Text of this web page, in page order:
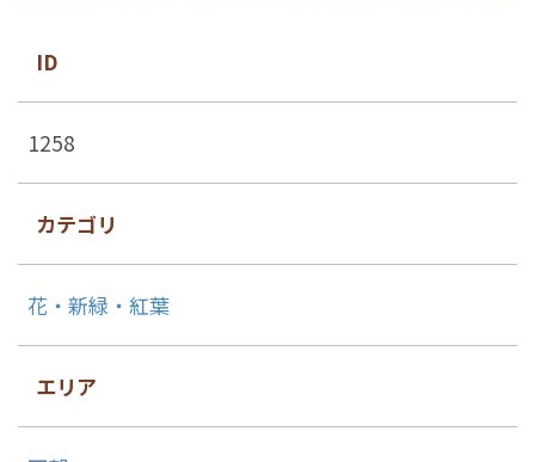
ID
1258
カテゴリ
花・新緑・紅葉
エリア